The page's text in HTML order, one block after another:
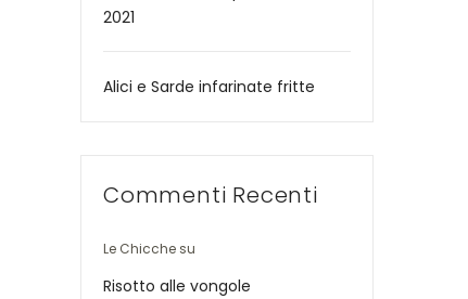
2021
Alici e Sarde infarinate fritte
Commenti Recenti
Le Chicche su
Risotto alle vongole